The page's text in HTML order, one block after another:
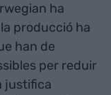
ha
producció ha
han de
per reduir
justifica